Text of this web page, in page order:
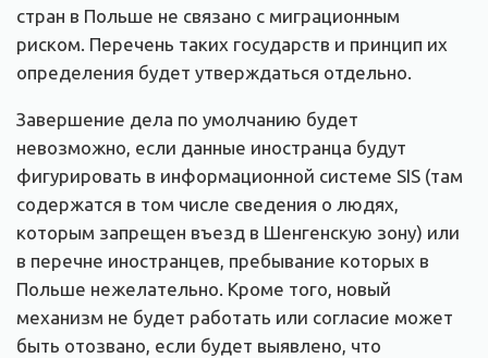
стран в Польше не связано с миграционным
риском. Перечень таких государств и принцип их
определения будет утверждаться отдельно.
Завершение дела по умолчанию будет
невозможно, если данные иностранца будут
фигурировать в информационной системе SIS (там
содержатся в том числе сведения о людях,
которым запрещен въезд в Шенгенскую зону) или
в перечне иностранцев, пребывание которых в
Польше нежелательно. Кроме того, новый
механизм не будет работать или согласие может
быть отозвано, если будет выявлено, что